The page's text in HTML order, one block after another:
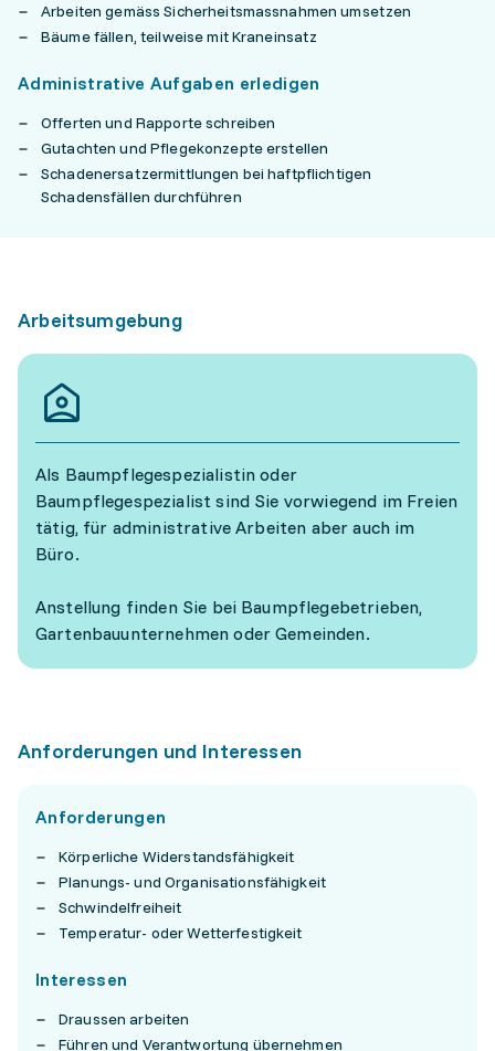
Arbeiten gemäss Sicherheitsmassnahmen umsetzen
Bäume fällen, teilweise mit Kraneinsatz
Administrative Aufgaben erledigen
Offerten und Rapporte schreiben
Gutachten und Pflegekonzepte erstellen
Schadenersatzermittlungen bei haftpflichtigen
Schadensfällen durchführen
Arbeitsumgebung
Als Baumpflegespezialistin oder
Baumpflegespezialist sind Sie vorwiegend im Freien
tätig, für administrative Arbeiten aber auch im
Büro.
Anstellung finden Sie bei Baumpflegebetrieben,
Gartenbauunternehmen oder Gemeinden.
Anforderungen und Interessen
Anforderungen
Körperliche Widerstandsfähigkeit
Planungs- und Organisationsfähigkeit
Schwindelfreiheit
Temperatur- oder Wetterfestigkeit
Interessen
Draussen arbeiten
Führen und Verantwortung übernehmen